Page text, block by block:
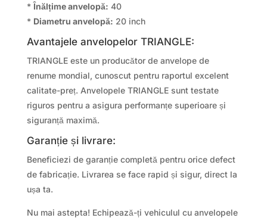
*Înălțime anvelopă: 40
* Diametru anvelopă: 20 inch
Avantajele anvelopelor TRIANGLE:
TRIANGLE este un producător de anvelope de
renume mondial, cunoscut pentru raportul excelent
calitate-preț. Anvelopele TRIANGLE sunt testate
riguros pentru a asigura performanțe superioare și
siguranță maximă.
Garanție și livrare:
Beneficiezi de garanție completă pentru orice defect
de fabricație. Livrarea se face rapid și sigur, direct la
ușa ta.
Nu mai astepta! Echipează-ți vehiculul cu anvelopele